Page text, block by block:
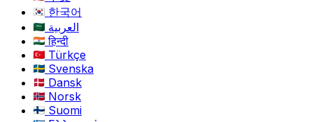
한국어
العربية
हिन्दी
Türkçe
Svenska
Dansk
Norsk
Suomi